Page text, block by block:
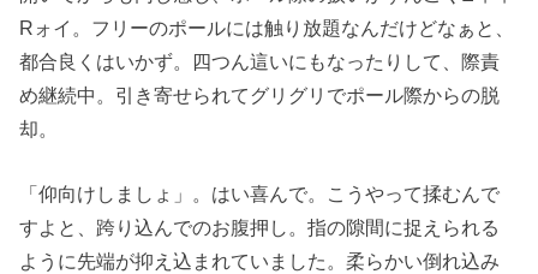
Rォイ。フリーのポールには触り放題なんだけどなぁと、
都合良くはいかず。四つん這いにもなったりして、際責
め継続中。引き寄せられてグリグリでポール際からの脱
却。
「仰向けしましょ」。はい喜んで。こうやって揉むんで
すよと、跨り込んでのお腹押し。指の隙間に捉えられる
ように先端が抑え込まれていました。柔らかい倒れ込み